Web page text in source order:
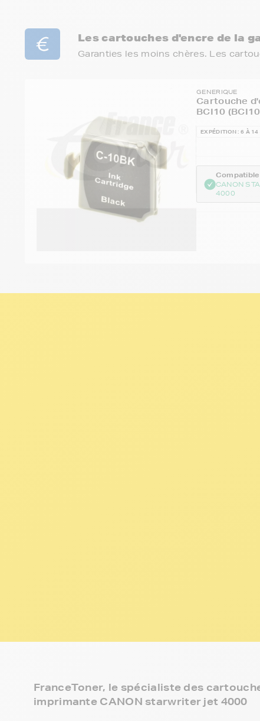
Les cartouches d'encre de la
Garanties les moins chères. Les
GENERIQUE
Cartouche
BCI10
EXPÉDITION : 6 À 14
CANON
4000
FranceToner, le spécialiste des
imprimante CANON starwriter jet 4000